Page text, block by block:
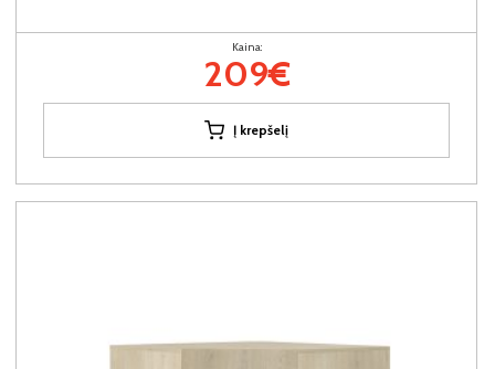
Kaina:
209€
Į krepšelį